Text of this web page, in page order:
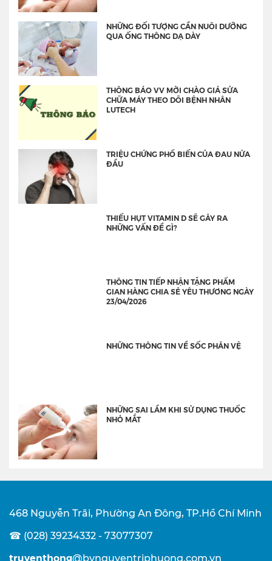
NHỮNG ĐỐI TƯỢNG CẦN NUÔI DƯỠNG
QUA ỐNG THÔNG DẠ DÀY
THÔNG BÁO VV MỜI CHÀO GIÁ SỬA
CHỮA MÁY THEO DÕI BỆNH NHÂN
LUTECH
TRIỆU CHỨNG PHỔ BIẾN CỦA ĐAU NỬA
ĐẦU
THIẾU HỤT VITAMIN D SẼ GÂY RA
NHỮNG VẤN ĐỀ GÌ?
THÔNG TIN TIẾP NHẬN TẶNG PHẨM
GIAN HÀNG CHIA SẺ YÊU THƯƠNG NGÀY
23/04/2026
NHỮNG THÔNG TIN VỀ SỐC PHẢN VỆ
NHỮNG SAI LẦM KHI SỬ DỤNG THUỐC
NHỎ MẮT
468 Nguyễn Trãi, Phường An Đông, TP.Hồ Chí Minh
☎ (028) 39234332 - 73077307
truyenthong@bvnguyentriphuong.com.vn